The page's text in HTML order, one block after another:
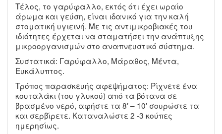
Τέλος, το γαρύφαλλο, εκτός ότι έχει ωραίο
άρωμα και γεύση, είναι ιδανικό για την καλή
στοματική υγιεινή. Με τις αντιμικροβιακές του
ιδιότητες έρχεται να σταματήσει την ανάπτυξης
μικροοργανισμών στο αναπνευστικό σύστημα.
Συστατικά: Γαρύφαλλο, Μάραθος, Μέντα,
Ευκάλυπτος.
Τρόπος παρασκευής αφεψήματος: Ρίχνετε ένα
κουταλάκι (του γλυκού) από τα βότανα σε
βρασμένο νερό, αφήστε τα 8′ – 10′ σουρώστε τα
και σερβίρετε. Καταναλώστε 2 -3 κούπες
ημερησίως.